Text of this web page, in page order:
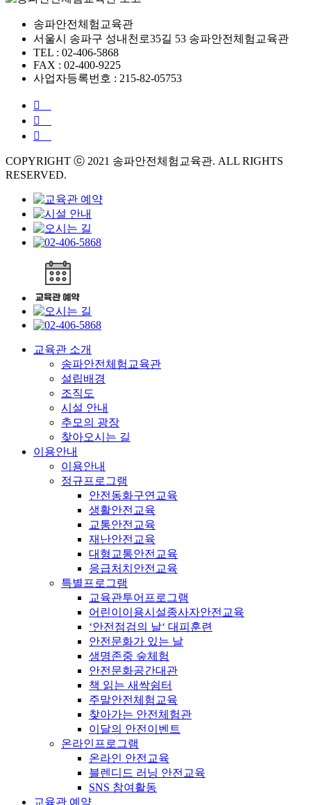
송파안전체험교육관
서울시 송파구 성내천로35길 53 송파안전체험교육관
TEL : 02-406-5868
FAX : 02-400-9225
사업자등록번호 : 215-82-05753
COPYRIGHT ⓒ 2021 송파안전체험교육관. ALL RIGHTS
RESERVED.
교육관 소개
송파안전체험교육관
설립배경
조직도
시설 안내
추모의 광장
찾아오시는 길
이용안내
이용안내
정규프로그램
안전동화구연교육
생활안전교육
교통안전교육
재난안전교육
대형교통안전교육
응급처치안전교육
특별프로그램
교육관투어프로그램
어린이이용시설종사자안전교육
‘안전점검의 날‘ 대피훈련
안전문화가 있는 날
생명존중 숲체험
안전문화공간대관
책 읽는 새싹쉼터
주말안전체험교육
찾아가는 안전체험관
이달의 안전이벤트
온라인프로그램
온라인 안전교육
블렌디드 러닝 안전교육
SNS 참여활동
교육관 예약